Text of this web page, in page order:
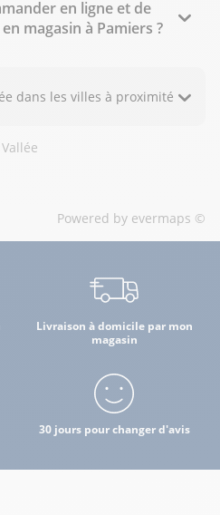
en ligne et de
magasin à Pamiers ?
dans les villes à proximité
Powered by evermaps ©
Livraison à domicile par mon
magasin
30 jours pour changer d'avis